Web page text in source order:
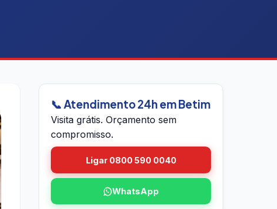
📞 Atendimento 24h em Betim
Visita grátis. Orçamento sem
compromisso.
Ligar 0800 590 0040
WhatsApp